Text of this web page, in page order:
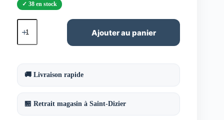
38 en stock
quantité
de
EchoClean
750
ml
Ajouter au panier
🚚 Livraison rapide
🏪 Retrait magasin à Saint-Dizier